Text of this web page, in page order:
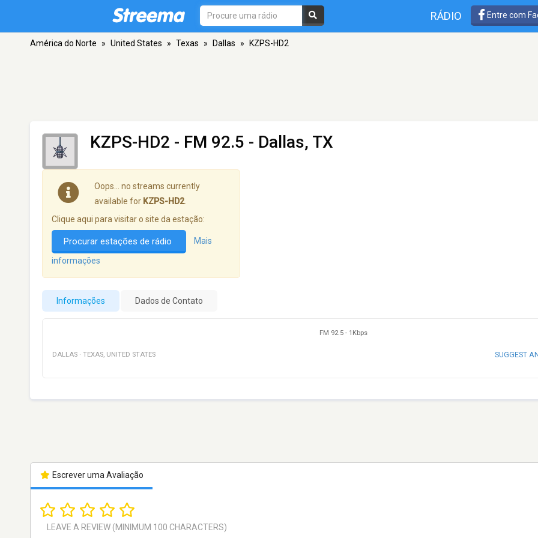
RÁDIO Entre com
América do Norte » United States » Texas » Dallas » KZPS-HD2
KZPS-HD2 - FM 92.5 - Dallas, TX
Oops… no streams currently
available for KZPS-HD2.
Clique aqui para visitar o site da estação:
Procurar estações de rádio Mais
informações
Informações Dados de Contato
FM 92.5 - 1Kbps
DALLAS · TEXAS, UNITED STATES SUGGEST
Escrever uma Avaliação